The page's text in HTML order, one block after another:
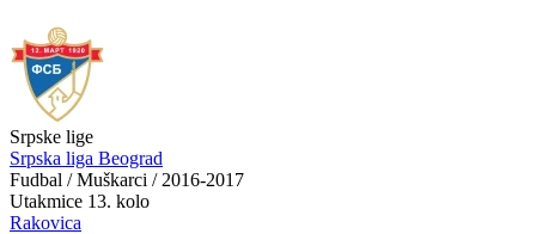
Srpske lige
Srpska liga Beograd
Fudbal / Muškarci / 2016-2017
Utakmice 13. kolo
Rakovica